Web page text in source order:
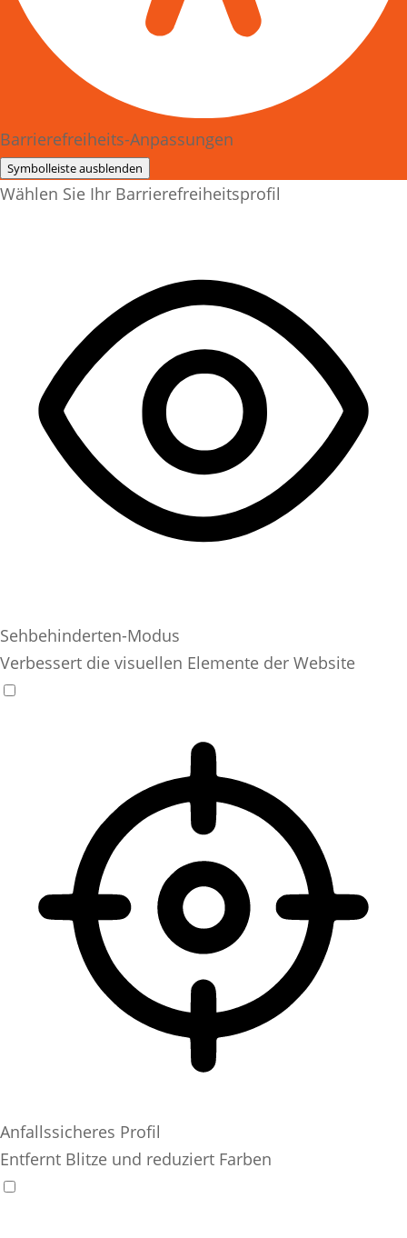
Barrierefreiheits-Anpassungen
Symbolleiste ausblenden
Wählen Sie Ihr Barrierefreiheitsprofil
Sehbehinderten-Modus
Verbessert die visuellen Elemente der Website
Anfallssicheres Profil
Entfernt Blitze und reduziert Farben